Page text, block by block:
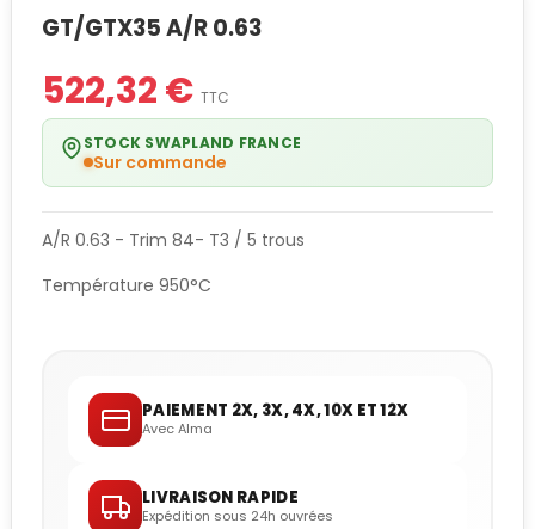
GT/GTX35 A/R 0.63
522,32 € TTC
STOCK SWAPLAND FRANCE
Sur commande
A/R 0.63 - Trim 84- T3 / 5 trous
Température 950°C
PAIEMENT 2X, 3X, 4X, 10X ET 12X
Avec Alma
LIVRAISON RAPIDE
Expédition sous 24h ouvrées